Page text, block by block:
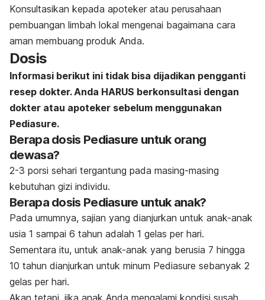
Konsultasikan kepada apoteker atau perusahaan
pembuangan limbah lokal mengenai bagaimana cara
aman membuang produk Anda.
Dosis
Informasi berikut ini tidak bisa dijadikan pengganti
resep dokter. Anda HARUS berkonsultasi dengan
dokter atau apoteker sebelum menggunakan
Pediasure.
Berapa dosis Pediasure untuk orang
dewasa?
2-3 porsi sehari tergantung pada masing-masing
kebutuhan gizi individu.
Berapa dosis Pediasure untuk anak?
Pada umumnya, sajian yang dianjurkan untuk anak-anak
usia 1 sampai 6 tahun adalah 1 gelas per hari.
Sementara itu, untuk anak-anak yang berusia 7 hingga
10 tahun dianjurkan untuk minum Pediasure sebanyak 2
gelas per hari.